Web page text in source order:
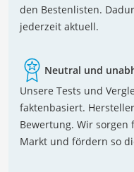
den Bestenlisten.
jederzeit aktuell.
Neutral und
Unsere Tests und
faktenbasiert.
Bewertung. Wir
Markt und fördern so